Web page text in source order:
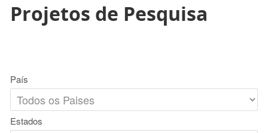
Projetos de Pesquisa
País
Estados